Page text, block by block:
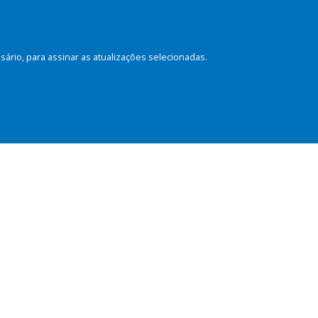
para assinar as atualizações selecionadas.